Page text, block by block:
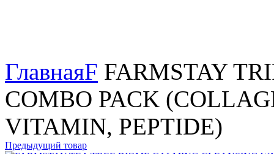
ГлавнаяF FARMSTAY
COMBO PACK
VITAMIN, PEPTIDE)
Предыдущий товар